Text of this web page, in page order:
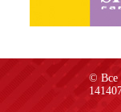
© Все